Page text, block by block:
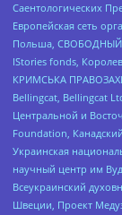
Саентологических
Европейская сеть
Польша, СВОБОДНЫЙ
IStories fonds,
КРИМСЬКА
Bellingcat, Bellingcat
Центральной и
Foundation,
Украинская
научный центр им
Всеукраинский
Швеции, Проект